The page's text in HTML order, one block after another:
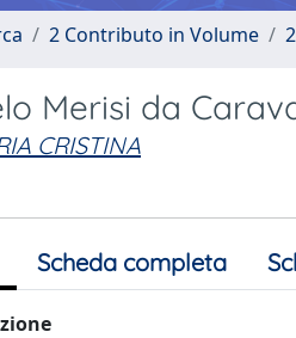
2 Contributo in Volume
Merisi da
CRISTINA
Scheda completa